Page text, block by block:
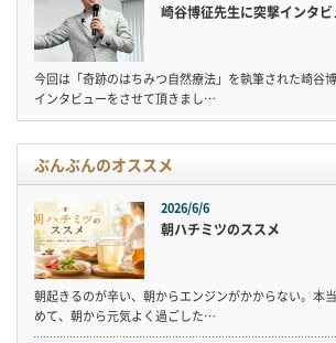
崎谷博征先生に突撃インタビ
今回は「奇跡のはちみつ自然療法」を執筆された崎谷
インタビューをさせて頂きまし…
ぶんぶんのオススメ
2026/6/6
朝ハチミツのススメ
朝起きるのが辛い、朝からエンジンがかからない。本
めて、朝から元気よく過ごした…